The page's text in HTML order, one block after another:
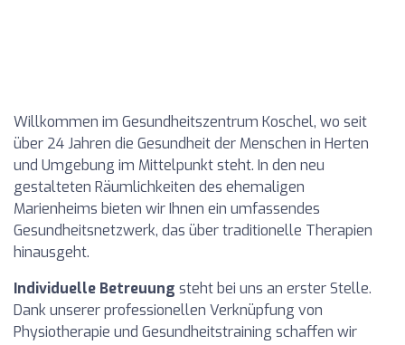
Willkommen im Gesundheitszentrum Koschel, wo seit
über 24 Jahren die Gesundheit der Menschen in Herten
und Umgebung im Mittelpunkt steht. In den neu
gestalteten Räumlichkeiten des ehemaligen
Marienheims bieten wir Ihnen ein umfassendes
Gesundheitsnetzwerk, das über traditionelle Therapien
hinausgeht.
Individuelle Betreuung steht bei uns an erster Stelle.
Dank unserer professionellen Verknüpfung von
Physiotherapie und Gesundheitstraining schaffen wir